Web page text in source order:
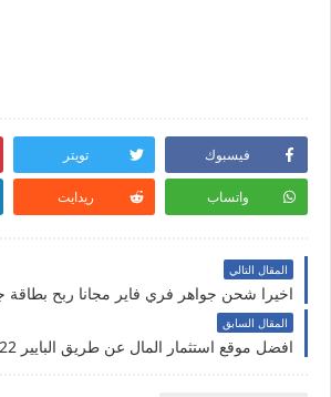
فيسبوك تويتر
واتساب ريدايت
المقال التالي
اخيرا شحن جواهر فري فاير مجانا ربح
المقال السابق
افضل موقع استثمار المال عن طريق البايير 2022